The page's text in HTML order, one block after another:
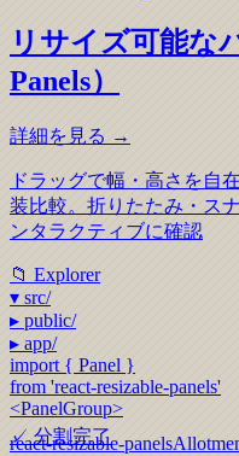
リサイズ可能な
Panels）
詳細を見る →
ドラッグで幅・高さを自
装比較。折りたたみ・ス
ンタラクティブに確認
📁 Explorer
▾ src/
▸ public/
▸ app/
import { Panel }
from 'react-resizable-panels'
<PanelGroup>
✓ 分割完了
react-resizable-panels